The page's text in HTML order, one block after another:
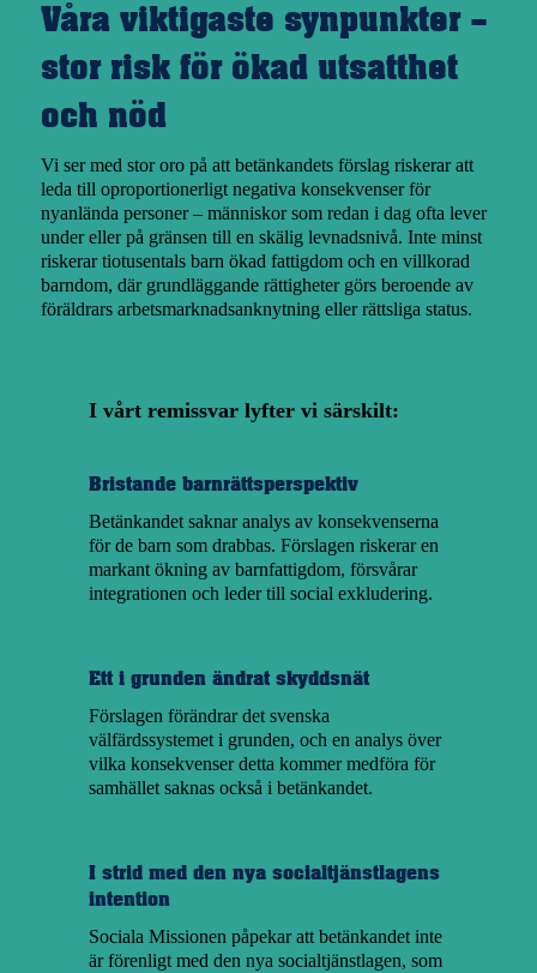
Våra viktigaste synpunkter –
stor risk för ökad utsatthet
och nöd
Vi ser med stor oro på att betänkandets förslag riskerar att
leda till oproportionerligt negativa konsekvenser för
nyanlända personer – människor som redan i dag ofta lever
under eller på gränsen till en skälig levnadsnivå. Inte minst
riskerar tiotusentals barn ökad fattigdom och en villkorad
barndom, där grundläggande rättigheter görs beroende av
föräldrars arbetsmarknadsanknytning eller rättsliga status.
I vårt remissvar lyfter vi särskilt:
Bristande barnrättsperspektiv
Betänkandet saknar analys av konsekvenserna
för de barn som drabbas. Förslagen riskerar en
markant ökning av barnfattigdom, försvårar
integrationen och leder till social exkludering.
Ett i grunden ändrat skyddsnät
Förslagen förändrar det svenska
välfärdssystemet i grunden, och en analys över
vilka konsekvenser detta kommer medföra för
samhället saknas också i betänkandet.
I strid med den nya socialtjänstlagens
intention
Sociala Missionen påpekar att betänkandet inte
är förenligt med den nya socialtjänstlagen, som